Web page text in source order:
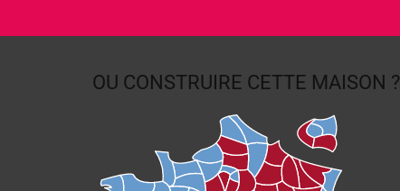
OU CONSTRUIRE CETTE MAISON ?